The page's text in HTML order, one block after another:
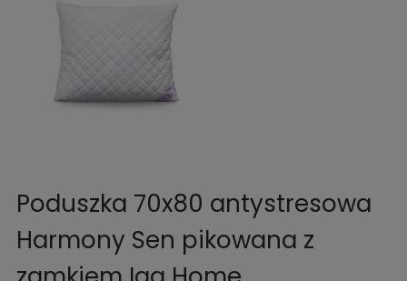
Poduszka 70x80 antystresowa
Harmony Sen pikowana z